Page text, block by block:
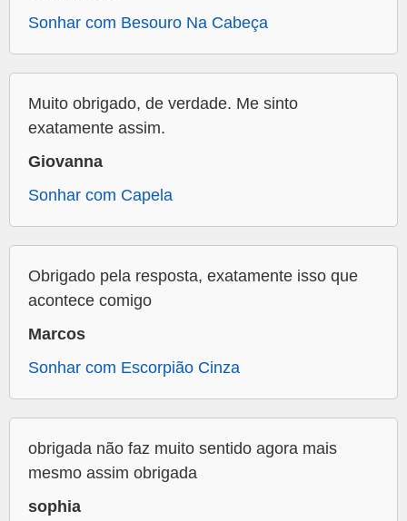
Sonhar com Besouro Na Cabeça
Muito obrigado, de verdade. Me sinto
exatamente assim.
Giovanna
Sonhar com Capela
Obrigado pela resposta, exatamente isso que
acontece comigo
Marcos
Sonhar com Escorpião Cinza
obrigada não faz muito sentido agora mais
mesmo assim obrigada
sophia